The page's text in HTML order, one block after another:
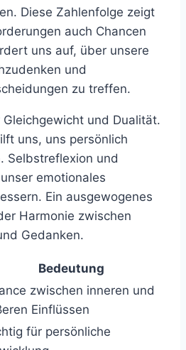
Diese Zahlenfolge zeigt
auch Chancen
uns auf, über unsere
und
zu treffen.
und Dualität.
uns, uns persönlich
Selbstreflexion und
emotionales
Ein ausgewogenes
Harmonie zwischen
Gedanken.
Bedeutung
zwischen inneren und
Einflüssen
für persönliche